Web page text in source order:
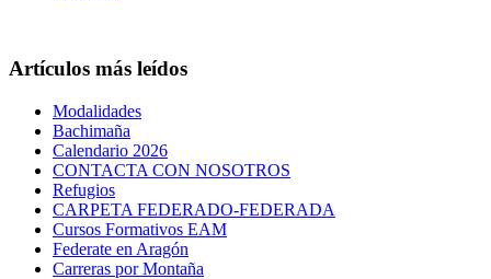
Artículos más leídos
Modalidades
Bachimaña
Calendario 2026
CONTACTA CON NOSOTROS
Refugios
CARPETA FEDERADO-FEDERADA
Cursos Formativos EAM
Federate en Aragón
Carreras por Montaña